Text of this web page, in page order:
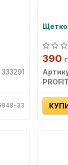
333291
33
390
PROFIT